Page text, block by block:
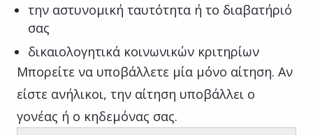
την αστυνομική ταυτότητα ή το διαβατήριό
σας
δικαιολογητικά κοινωνικών κριτηρίων
Μπορείτε να υποβάλλετε μία μόνο αίτηση. Αν
είστε ανήλικοι, την αίτηση υποβάλλει ο
γονέας ή ο κηδεμόνας σας.